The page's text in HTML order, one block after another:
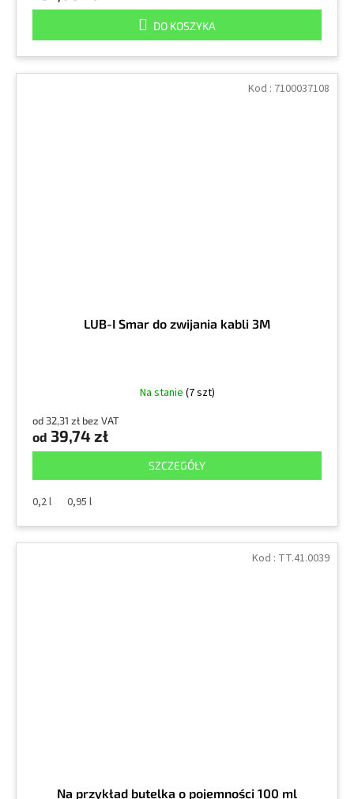
DO KOSZYKA
LUB-I Smar do zwijania kabli 3M
Na stanie (7 szt)
od 32,31 zł bez VAT
od 39,74 zł
SZCZEGÓŁY
0,2 l 0,95 l
Kod : 7100037108
Na przykład butelka o pojemności 100 ml
Kod : TT.41.0039